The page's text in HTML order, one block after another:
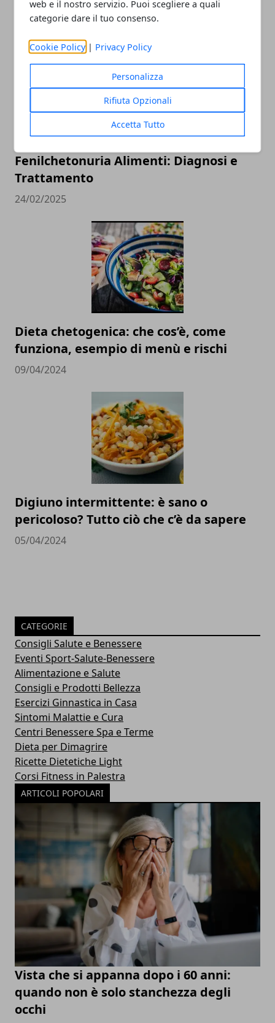
web e il nostro servizio. Puoi scegliere a quali
categorie dare il tuo consenso.
Cookie Policy | Privacy Policy
Personalizza
Rifiuta Opzionali
Accetta Tutto
ARTICOLI CORRELATI
Fenilchetonuria Alimenti: Diagnosi e
Trattamento
24/02/2025
Dieta chetogenica: che cos’è, come
funziona, esempio di menù e rischi
09/04/2024
Digiuno intermittente: è sano o
pericoloso? Tutto ciò che c’è da sapere
05/04/2024
CATEGORIE
Consigli Salute e Benessere
Eventi Sport-Salute-Benessere
Alimentazione e Salute
Consigli e Prodotti Bellezza
Esercizi Ginnastica in Casa
Sintomi Malattie e Cura
Centri Benessere Spa e Terme
Dieta per Dimagrire
Ricette Dietetiche Light
Corsi Fitness in Palestra
ARTICOLI POPOLARI
Vista che si appanna dopo i 60 anni:
quando non è solo stanchezza degli
occhi